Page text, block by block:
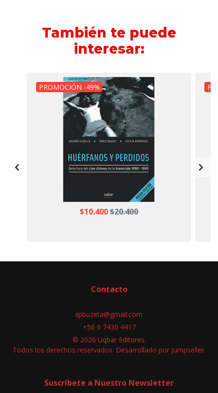
También te puede
interesar:
PROMOCIÓN -49%
$10.400$20.400
Contacto
iipbuzeta@gmail.com
+56 9 7430 4417
© 2026 Uqbar Editores.
Todos los derechos reservados. Desarrollado por Jumpseller.
Suscríbete a Nuestro Newsletter